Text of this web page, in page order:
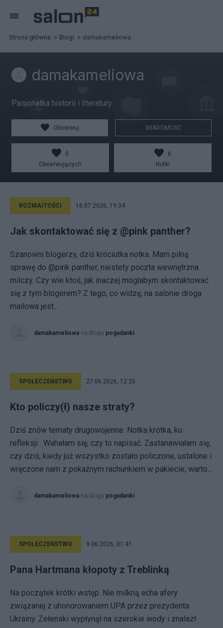
Strona główna Blogi damakameliowa
damakameliowa
Pasjonatka historii i literatury
Obserwuj WIADOMOŚĆ
0
Obserwujących
6
Notki
ROZMAITOŚCI 16.07.2026, 19:34
Jak skontaktować się z @pink panther?
Szanowni blogerzy, dziś króciutka notka. Mam pilną
sprawę do @pink panther, niestety poczta wewnętrzna
milczy. Czy wie ktoś, jak inaczej mogłabym skontaktować
się z tym blogerem? Z tego, co widzę, na salonie droga
mailowa jest...
damakameliowa na blogu pogadanki
SPOŁECZEŃSTWO 27.06.2026, 12:26
Kto policzy(ł) nasze straty?
Dziś znów tematy drugowojenne. Notka krótka, ku
refleksji. Wahałam się, czy to napisać. Zastanawiałam się,
czy dziś, kiedy już wszystko zostało policzone, ustalone i
wręczone nam z pokaźnym rachunkiem w pakiecie, warto...
damakameliowa na blogu pogadanki
SPOŁECZEŃSTWO 9.06.2026, 01:41
Pana Hartmana kłopoty z Treblinką
Na początek krótki wstęp. Nie milkną echa afery
związanej z uhonorowaniem UPA przez prezydenta
Ukrainy. Zełenski wypłynął na szerokie wody i znalazł